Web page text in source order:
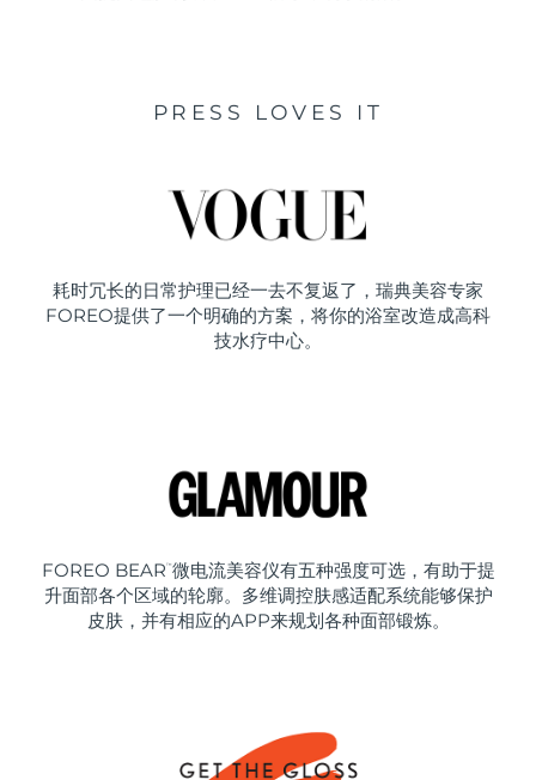
PRESS LOVES IT
耗时冗长的日常护理已经一去不复返了，瑞典美容专家
FOREO提供了一个明确的方案，将你的浴室改造成高科
技水疗中心。
FOREO BEAR ™ 微电流美容仪有五种强度可选，有助于提
升面部各个区域的轮廓。多维调控肤感适配系统能够保护
皮肤，并有相应的APP来规划各种面部锻炼。